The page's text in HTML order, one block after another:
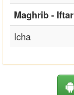
Maghrib - Iftar
Icha